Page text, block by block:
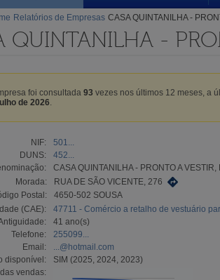
Relatórios de Empresas CASA QUINTANILHA -
QUINTANILHA -
foi consultada 93 vezes nos últimos 12 meses, a
de 2026
NIF:
501...
DUNS:
452...
CASA QUINTANILHA - PRONTO A VESTIR,
Morada:
RUA DE SÃO VICENTE, 276
Postal:
4650-502 SOUSA
(CAE):
47711 - Comércio a retalho de vestuário
41 ano(s)
Telefone:
255099...
Email:
...@hotmail.com
disponível:
SIM (2025, 2024, 2023)
vendas: